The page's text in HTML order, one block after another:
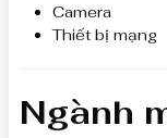
Camera
Thiết bị mạng
Ngành